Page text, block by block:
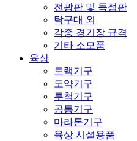
전광판 및 득점판
탁구대 외
각종 경기장 규격
기타 소모품
육상
트랙기구
도약기구
투척기구
공통기구
마라톤기구
육상 시설용품